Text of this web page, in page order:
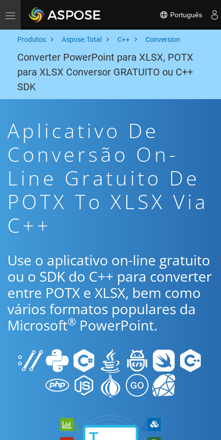
Toggle navigation Português
Produtos Aspose.Total C++ Conversion
Converter PowerPoint para XLSX, POTX
para XLSX Conversor GRATUITO ou C++
SDK
Aplicativo De
Conversão On-
Line Gratuito De
POTX To XLSX Via
C++
Use o aplicativo on-line gratuito
ou o SDK do C++ para converter
entre POTX e XLSX, bem como
vários formatos populares da
Microsoft® PowerPoint.